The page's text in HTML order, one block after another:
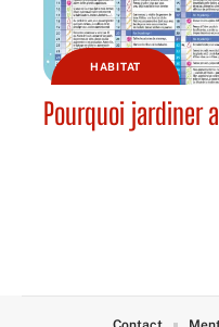
HABITAT
Pourquoi jardiner